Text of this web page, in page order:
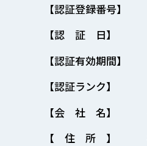
【認証登録番号】
【認 証 日】
【認証有効期間】
【認証ランク】
【会 社 名】
【 住 所 】